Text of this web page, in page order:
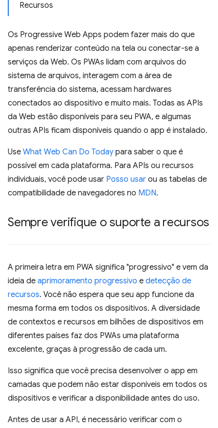
Recursos
Os Progressive Web Apps podem fazer mais do que
apenas renderizar conteúdo na tela ou conectar-se a
serviços da Web. Os PWAs lidam com arquivos do
sistema de arquivos, interagem com a área de
transferência do sistema, acessam hardwares
conectados ao dispositivo e muito mais. Todas as APIs
da Web estão disponíveis para seu PWA, e algumas
outras APIs ficam disponíveis quando o app é instalado.
Use What Web Can Do Today para saber o que é
possível em cada plataforma. Para APIs ou recursos
individuais, você pode usar Posso usar ou as tabelas de
compatibilidade de navegadores no MDN.
Sempre verifique o suporte a recursos
A primeira letra em PWA significa "progressivo" e vem da
ideia de aprimoramento progressivo e detecção de
recursos. Você não espera que seu app funcione da
mesma forma em todos os dispositivos. A diversidade
de contextos e recursos em bilhões de dispositivos em
diferentes países faz dos PWAs uma plataforma
excelente, graças à progressão de cada um.
Isso significa que você precisa desenvolver o app em
camadas que podem não estar disponíveis em todos os
dispositivos e verificar a disponibilidade antes do uso.
Antes de usar a API, é necessário verificar com o